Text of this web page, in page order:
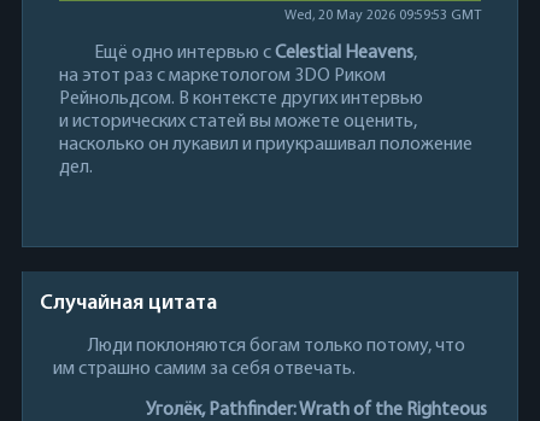
Wed, 20 May 2026 09:59:53 GMT
Ещё одно интервью сCelestial Heavens,
на этот раз с маркетологом 3DO Риком
Рейнольдсом. В контексте других интервью
и исторических статей вы можете оценить,
насколько он лукавил и приукрашивал положение
дел.
Случайная цитата
Люди поклоняются богам только потому, что
им страшно самим за себя отвечать.
Уголёк, Pathfinder: Wrath of the Righteous